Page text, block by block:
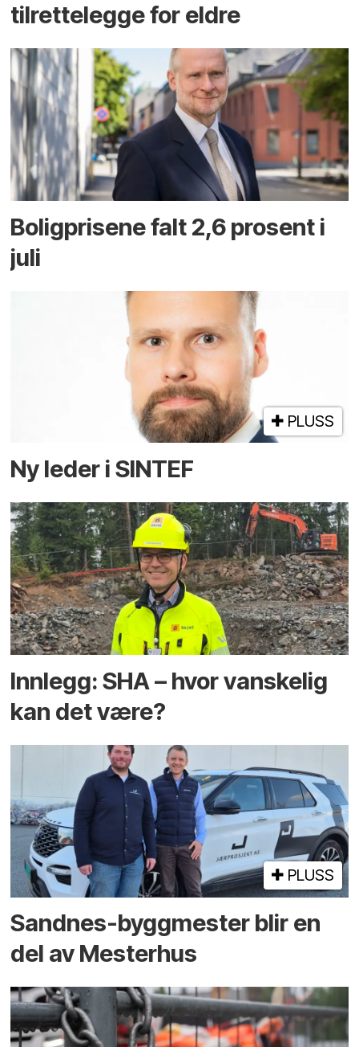
tilrettelegge for eldre
Boligprisene falt 2,6 prosent i
juli
PLUSS
Ny leder i SINTEF
Innlegg: SHA – hvor vanskelig
kan det være?
PLUSS
Sandnes-byggmester blir en
del av Mesterhus